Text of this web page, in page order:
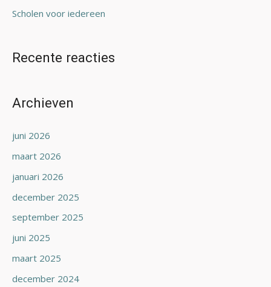
Scholen voor iedereen
Recente reacties
Archieven
juni 2026
maart 2026
januari 2026
december 2025
september 2025
juni 2025
maart 2025
december 2024